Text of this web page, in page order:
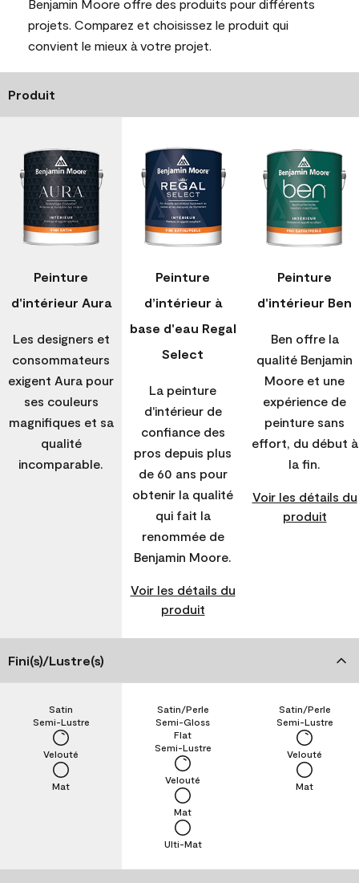
Benjamin Moore offre des produits pour différents
projets. Comparez et choisissez le produit qui
convient le mieux à votre projet.
Produit
Peinture
d'intérieur Aura
Les designers et
consommateurs
exigent Aura pour
ses couleurs
magnifiques et sa
qualité
incomparable.
Peinture
d’intérieur à
base d'eau Regal
Select
La peinture
d'intérieur de
confiance des
pros depuis plus
de 60 ans pour
obtenir la qualité
qui fait la
renommée de
Benjamin Moore.
Voir les détails du
produit
Peinture
d'intérieur Ben
Ben offre la
qualité Benjamin
Moore et une
expérience de
peinture sans
effort, du début à
la fin.
Voir les détails du
produit
Fini(s)/Lustre(s)
Mat
Velouté
Semi-Lustre
Satin
Ulti-Mat
Mat
Velouté
Semi-Lustre
Flat
Semi-Gloss
Satin/Perle
Mat
Velouté
Semi-Lustre
Satin/Perle